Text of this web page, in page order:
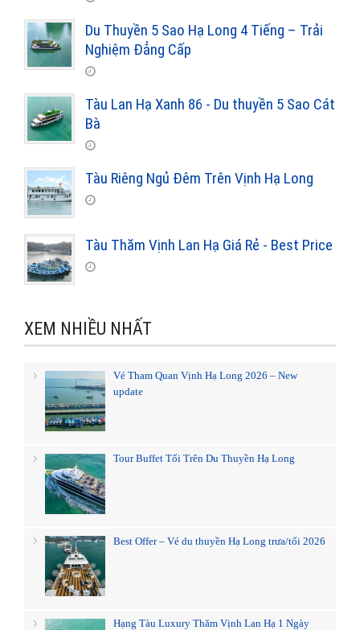
Du Thuyền 5 Sao Hạ Long 4 Tiếng – Trải
Nghiệm Đẳng Cấp
Tàu Lan Hạ Xanh 86 - Du thuyền 5 Sao Cát
Bà
Tàu Riêng Ngủ Đêm Trên Vịnh Hạ Long
Tàu Thăm Vịnh Lan Hạ Giá Rẻ - Best Price
XEM NHIỀU NHẤT
Vé Tham Quan Vịnh Hạ Long 2026 – New
update
Tour Buffet Tối Trên Du Thuyền Hạ Long
Best Offer – Vé du thuyền Hạ Long trưa/tối 2026
Hạng Tàu Luxury Thăm Vịnh Lan Hạ 1 Ngày